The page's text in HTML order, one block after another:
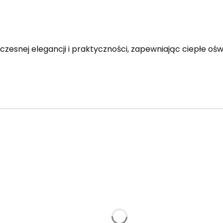
elegancji i praktyczności, zapewniając ciepłe